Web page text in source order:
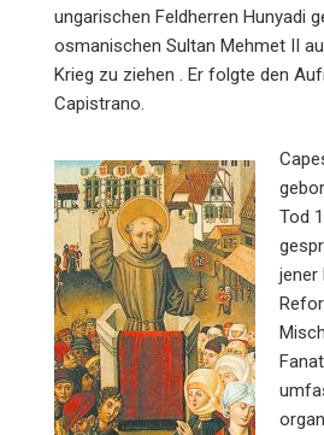
ungarischen Feldherren Hunyadi
osmanischen Sultan Mehmet II
Krieg zu ziehen . Er folgte den
Capistrano.
Tod
jener